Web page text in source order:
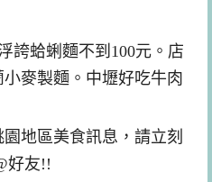
地區美食訊息，請立刻
好友!!